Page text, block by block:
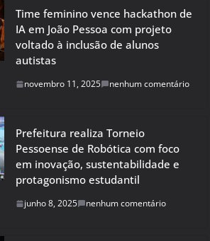
Time feminino vence hackathon de
IA em João Pessoa com projeto
voltado à inclusão de alunos
autistas
novembro 11, 2025 nenhum comentário
Prefeitura realiza Torneio
Pessoense de Robótica com foco
em inovação, sustentabilidade e
protagonismo estudantil
junho 8, 2025 nenhum comentário